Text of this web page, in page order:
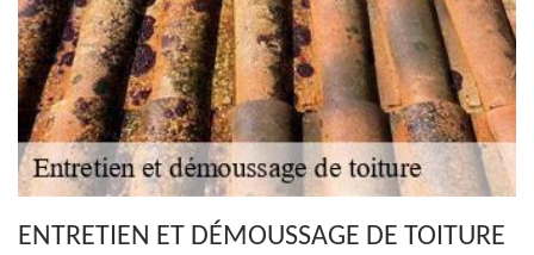
ENTRETIEN ET DÉMOUSSAGE DE TOITURE